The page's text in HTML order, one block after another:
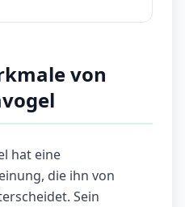
von
hat eine
die ihn von
Sein